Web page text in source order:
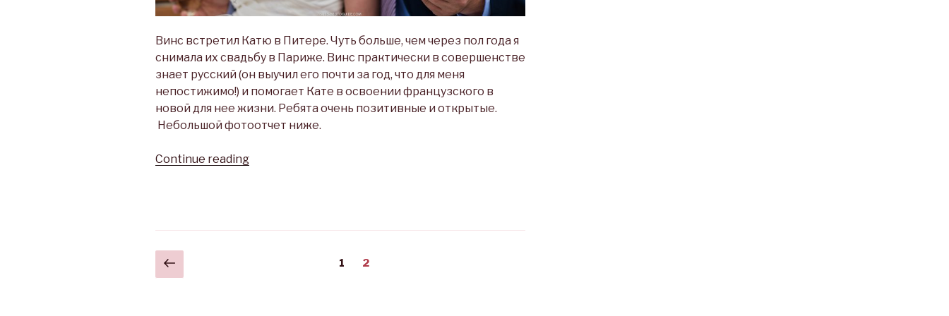
Винс встретил Катю в Питере. Чуть больше, чем через пол года я
снимала их свадьбу в Париже. Винс практически в совершенстве
знает русский (он выучил его почти за год, что для меня
непостижимо!) и помогает Кате в освоении французского в
новой для нее жизни. Ребята очень позитивные и открытые.
Небольшой фотоотчет ниже.
Continue reading
ягуар”
Posts
page
Page
1 Page
2